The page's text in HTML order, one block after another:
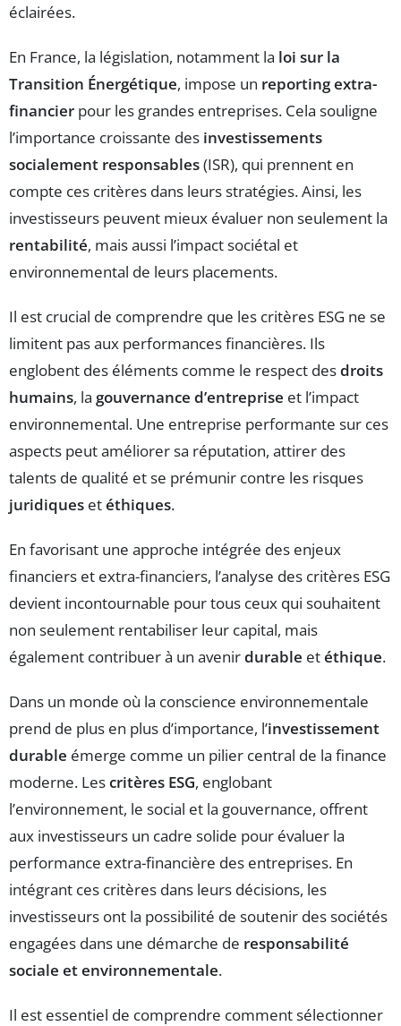
éclairées.
En France, la législation, notamment la loi sur la
Transition Énergétique, impose un reporting extra-
financier pour les grandes entreprises. Cela souligne
l’importance croissante des investissements
socialement responsables(ISR), qui prennent en
compte ces critères dans leurs stratégies. Ainsi, les
investisseurs peuvent mieux évaluer non seulement la
rentabilité, mais aussi l’impact sociétal et
environnemental de leurs placements.
Il est crucial de comprendre que les critères ESG ne se
limitent pas aux performances financières. Ils
englobent des éléments comme le respect desdroits
humains, la gouvernance d’entreprise et l’impact
environnemental. Une entreprise performante sur ces
aspects peut améliorer sa réputation, attirer des
talents de qualité et se prémunir contre les risques
juridiques etéthiques.
En favorisant une approche intégrée des enjeux
financiers et extra-financiers, l’analyse des critères ESG
devient incontournable pour tous ceux qui souhaitent
non seulement rentabiliser leur capital, mais
également contribuer à un avenirdurable etéthique.
Dans un monde où la conscience environnementale
prend de plus en plus d’importance, l’investissement
durable émerge comme un pilier central de la finance
moderne. Lescritères ESG, englobant
l’environnement, le social et la gouvernance, offrent
aux investisseurs un cadre solide pour évaluer la
performance extra-financière des entreprises. En
intégrant ces critères dans leurs décisions, les
investisseurs ont la possibilité de soutenir des sociétés
engagées dans une démarche de responsabilité
sociale et environnementale.
Il est essentiel de comprendre comment sélectionner